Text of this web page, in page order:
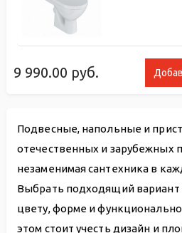
9 990.00 руб.
Подвесные, напольные и
отечественных и зарубежных
незаменимая сантехника в
Выбрать подходящий вариант
цвету, форме и
этом стоит учесть дизайн и